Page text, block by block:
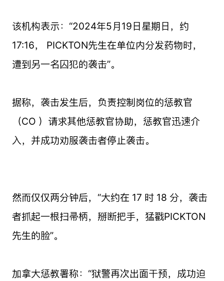
该机构表示：“2024年5月19日星期日，约
17:16， PICKTON先生在单位内分发药物时，
遭到另一名囚犯的袭击”。
据称，袭击发生后，负责控制岗位的惩教官
（CO ）请求其他惩教官协助，惩教官迅速介
入，并成功劝服袭击者停止袭击。
然而仅仅两分钟后，“大约在 17 时 18 分，袭击
者抓起一根扫帚柄，掰断把手，猛戳PICKTON
先生的脸”。
加拿大惩教署称：“狱警再次出面干预，成功迫